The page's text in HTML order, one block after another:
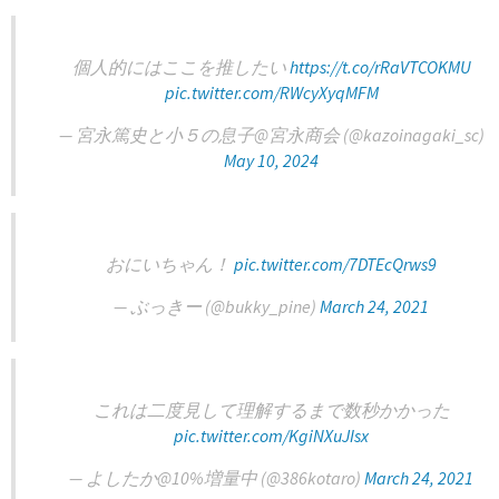
個人的にはここを推したいhttps://t.co/rRaVTCOKMU
pic.twitter.com/RWcyXyqMFM
— 宮永篤史と小５の息子@宮永商会 (@kazoinagaki_sc)
May 10, 2024
おにいちゃん！ pic.twitter.com/7DTEcQrws9
— ぶっきー (@bukky_pine) March 24, 2021
これは二度見して理解するまで数秒かかった
pic.twitter.com/KgiNXuJIsx
— よしたか@10%増量中 (@386kotaro) March 24, 2021